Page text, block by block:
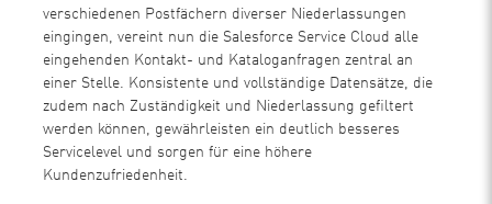
verschiedenen Postfächern diverser Niederlassungen
eingingen, vereint nun die Salesforce Service Cloud alle
eingehenden Kontakt- und Kataloganfragen zentral an
einer Stelle. Konsistente und vollständige Datensätze, die
zudem nach Zuständigkeit und Niederlassung gefiltert
werden können, gewährleisten ein deutlich besseres
Servicelevel und sorgen für eine höhere
Kundenzufriedenheit.